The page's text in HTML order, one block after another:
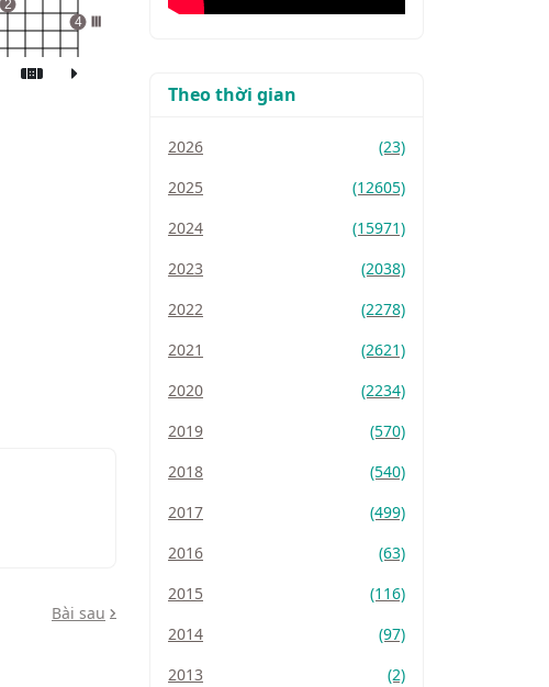
2
4
Bài sau
Theo thời gian
2026
(23)
2025
(12605)
2024
(15971)
2023
(2038)
2022
(2278)
2021
(2621)
2020
(2234)
2019
(570)
2018
(540)
2017
(499)
2016
(63)
2015
(116)
2014
(97)
2013
(2)